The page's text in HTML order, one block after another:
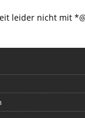
leider nicht mit